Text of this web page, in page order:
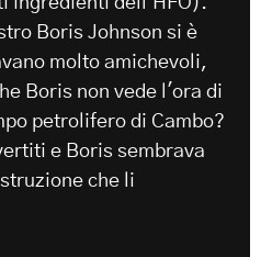
Boris Johnson si è
molto amichevoli,
Boris non vede l'ora di
petrolifero di Cambo?
e Boris sembrava
che li